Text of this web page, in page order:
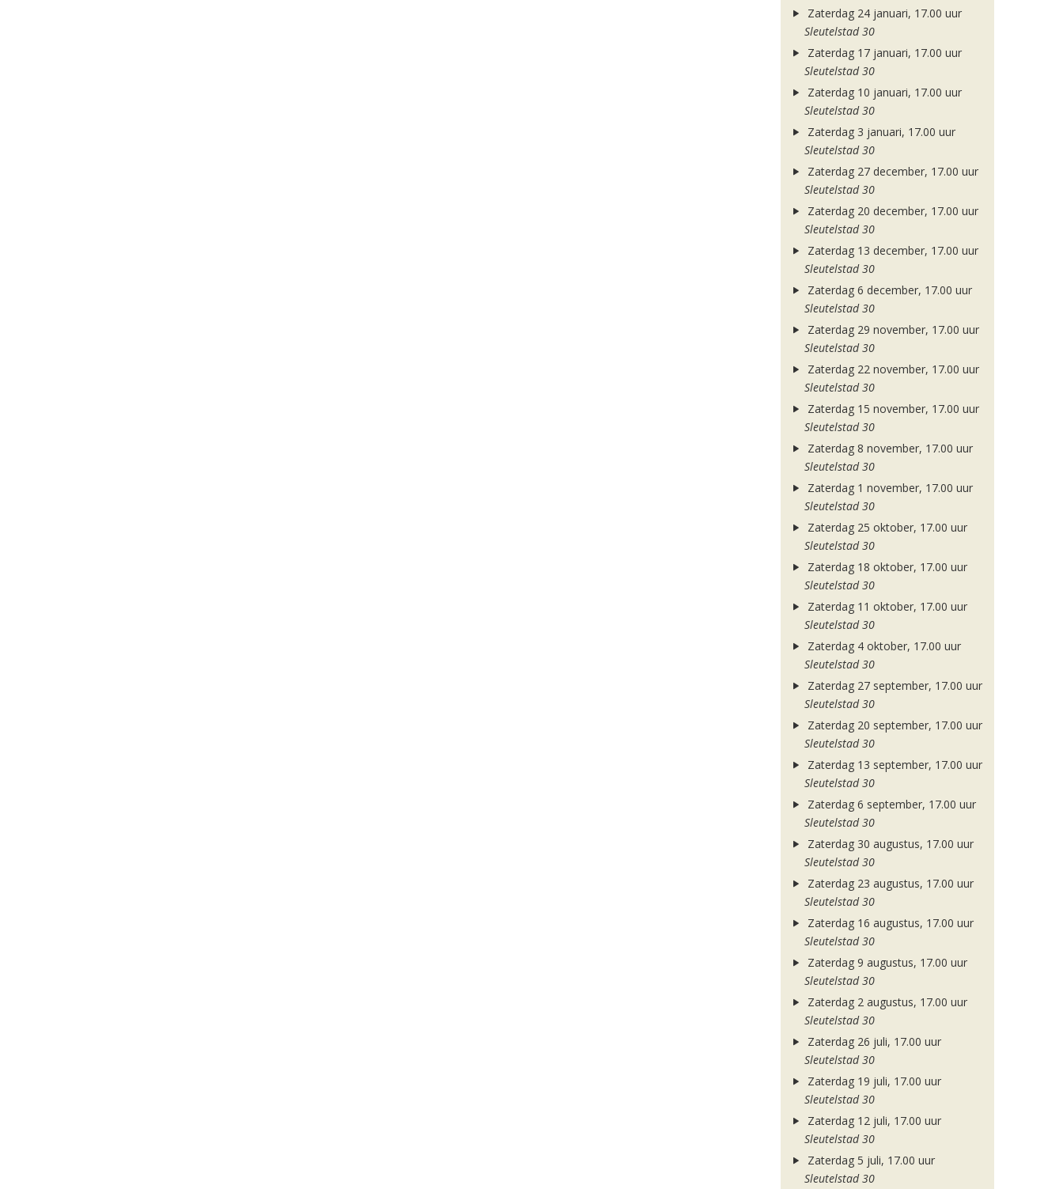
Zaterdag 24 januari, 17.00 uur
Sleutelstad 30
Zaterdag 17 januari, 17.00 uur
Sleutelstad 30
Zaterdag 10 januari, 17.00 uur
Sleutelstad 30
Zaterdag 3 januari, 17.00 uur
Sleutelstad 30
Zaterdag 27 december, 17.00 uur
Sleutelstad 30
Zaterdag 20 december, 17.00 uur
Sleutelstad 30
Zaterdag 13 december, 17.00 uur
Sleutelstad 30
Zaterdag 6 december, 17.00 uur
Sleutelstad 30
Zaterdag 29 november, 17.00 uur
Sleutelstad 30
Zaterdag 22 november, 17.00 uur
Sleutelstad 30
Zaterdag 15 november, 17.00 uur
Sleutelstad 30
Zaterdag 8 november, 17.00 uur
Sleutelstad 30
Zaterdag 1 november, 17.00 uur
Sleutelstad 30
Zaterdag 25 oktober, 17.00 uur
Sleutelstad 30
Zaterdag 18 oktober, 17.00 uur
Sleutelstad 30
Zaterdag 11 oktober, 17.00 uur
Sleutelstad 30
Zaterdag 4 oktober, 17.00 uur
Sleutelstad 30
Zaterdag 27 september, 17.00 uur
Sleutelstad 30
Zaterdag 20 september, 17.00 uur
Sleutelstad 30
Zaterdag 13 september, 17.00 uur
Sleutelstad 30
Zaterdag 6 september, 17.00 uur
Sleutelstad 30
Zaterdag 30 augustus, 17.00 uur
Sleutelstad 30
Zaterdag 23 augustus, 17.00 uur
Sleutelstad 30
Zaterdag 16 augustus, 17.00 uur
Sleutelstad 30
Zaterdag 9 augustus, 17.00 uur
Sleutelstad 30
Zaterdag 2 augustus, 17.00 uur
Sleutelstad 30
Zaterdag 26 juli, 17.00 uur
Sleutelstad 30
Zaterdag 19 juli, 17.00 uur
Sleutelstad 30
Zaterdag 12 juli, 17.00 uur
Sleutelstad 30
Zaterdag 5 juli, 17.00 uur
Sleutelstad 30